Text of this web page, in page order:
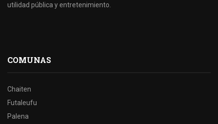
utilidad pública y entretenimiento.
COMUNAS
Chaiten
Futaleufu
Palena